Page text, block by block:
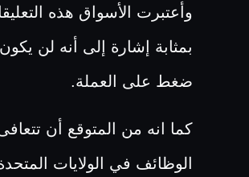
وأعتبرت الأسواق هذه
بمثابة إشارة إلى أنه لن
ضغط على العملة.
كما انه من المتوقع أن
الوظائف في الولايات